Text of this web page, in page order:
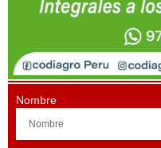
Nombre